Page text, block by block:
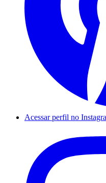
Acessar perfil no